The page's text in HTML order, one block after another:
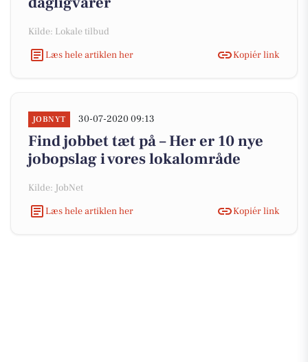
Kilde: Lokale tilbud
Læs hele artiklen her
Kopiér link
JOBNYT 30-07-2020 09:13
Find jobbet tæt på – Her er 10 nye
jobopslag i vores lokalområde
Kilde: JobNet
Læs hele artiklen her
Kopiér link